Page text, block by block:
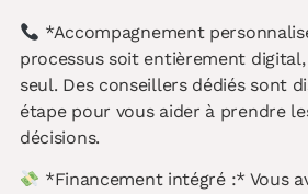
*Accompagnement
processus soit entièrement digital,
seul. Des conseillers dédiés sont
étape pour vous aider à prendre
décisions.
*Financement intégré :* Vous